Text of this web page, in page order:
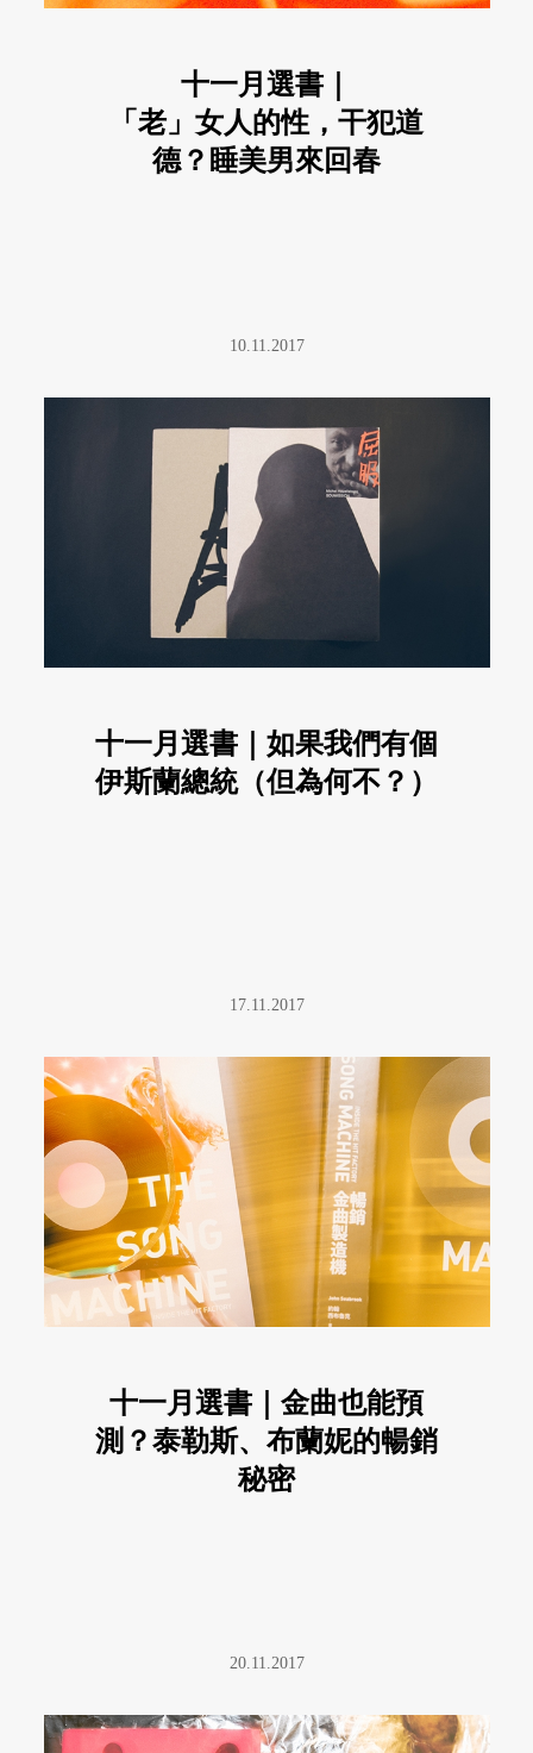
十一月選書｜
「老」女人的性，干犯道
德？睡美男來回春
10.11.2017
十一月選書｜如果我們有個
伊斯蘭總統（但為何不？）
17.11.2017
十一月選書｜金曲也能預
測？泰勒斯、布蘭妮的暢銷
秘密
20.11.2017